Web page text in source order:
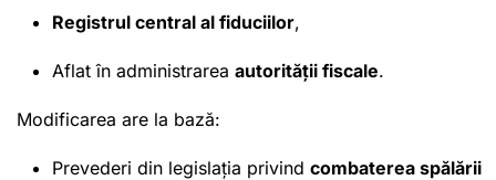
Registrul central al fiduciilor,
Aflat în administrarea autorității fiscale.
Modificarea are la bază:
Prevederi din legislația privind combaterea spălării